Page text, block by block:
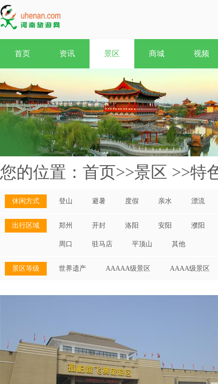
首页 资讯 景区 商城 视频
您的位置： 首页>>景区 >>特
休闲方式 登山 避暑 度假 亲水 漂流
出行区域 郑州 开封 洛阳 安阳 濮阳
周口 驻马店 平顶山 其他
景区等级 世界遗产 AAAAA级景区 AAAA级景区